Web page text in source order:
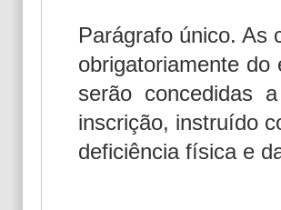
Parágrafo único. As
obrigatoriamente
serão concedidas
inscrição, instruído
deficiência física e